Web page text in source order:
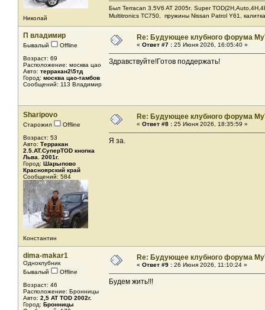
Николай
Был Terracan 3.5V6 AT 2005г. Super
Мultitronics TC750, пружины Nissan Patrol Y61, калитка
П владимир
Бывалый
Offline
Возраст: 69
Расположение: москва цао
Авто: терракан2\5тд
Город: москва цао-тамбов
Сообщений: 113 Владимир
Re: Будующее клубного форума
« Ответ #7 : 25 Июня 2026, 16:05:40 »
Здравствуйте!Готов поддержать!
Sharipovo
Старожил
Offline
Возраст: 53
Авто: Терракан
2.5.AT.СуперTOD кнопка
Льва. 2001г.
Город: Шарыпово
Красноярский край
Сообщений: 584
Константин
Re: Будующее клубного форума
« Ответ #8 : 25 Июня 2026, 18:35:59 »
Я за.
dima-makar1
Одноклубник
Бывалый
Offline
Возраст: 46
Расположение: Бронницы
Авто: 2,5 AT TOD 2002г.
Город: Бронницы
Re: Будующее клубного форума
« Ответ #9 : 26 Июня 2026, 11:10:24 »
Будем жить!!!